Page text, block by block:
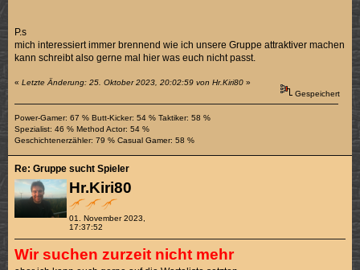
P.s
mich interessiert immer brennend wie ich unsere Gruppe attraktiver machen
kann schreibt also gerne mal hier was euch nicht passt.
«Letzte Änderung: 25. Oktober 2023, 20:02:59 von Hr.Kiri80 »
Gespeichert
Power-Gamer: 67 % Butt-Kicker: 54 % Taktiker: 58 %
Spezialist: 46 % Method Actor: 54 %
Geschichtenerzähler: 79 % Casual Gamer: 58 %
Hr.Kiri80
01. November 2023,
17:37:52
Re: Gruppe sucht Spieler
Wir suchen zurzeit nicht mehr